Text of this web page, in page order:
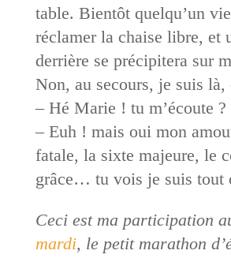
table. Bientôt quelqu’un
réclamer la chaise libre, et
derrière se précipitera sur
Non, au secours, je suis
– Hé Marie ! tu m’écoute ?
– Euh ! mais oui mon
fatale, la sixte majeure, le
grâce… tu vois je suis tout
Ceci est ma participation
mardi, le petit marathon